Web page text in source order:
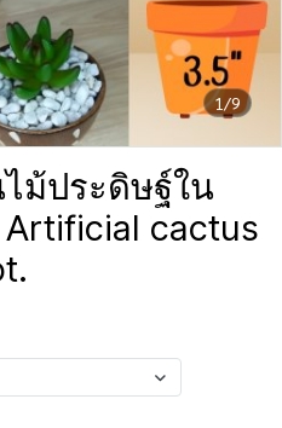
1/9
ม้ประดิษฐ์ใน
Artificial cactus